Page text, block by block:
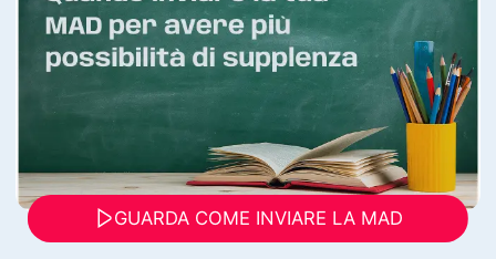
GUARDA COME INVIARE LA MAD